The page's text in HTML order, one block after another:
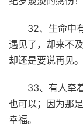
32、生命中
遇见了，却来不
却还是要说再见。
33、有人牵
也可以；因为那
幸福。